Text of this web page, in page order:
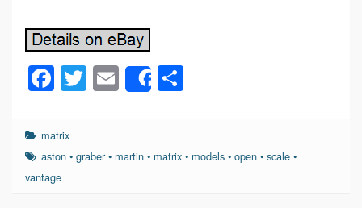
F
a
c
e
b
T
wi
er
E
m
Share
e
matrix
aston •graber• martin • matrix • models •open •scale •
vantage